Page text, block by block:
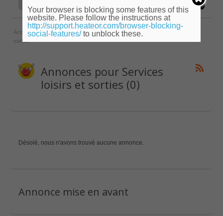
Accueil » Provence-Alpes-Côte d'Azur » Alpes-Maritimes
Services loisirs et
sorties
Annonces pour Services
loisirs et sorties (0)
Désolé, nous n'avons trouvé aucune annonce.
Annonce mise en avant
Your browser is blocking some features of this
website. Please follow the instructions at
http://support.heateor.com/browser-blocking-
social-features/to unblock these.